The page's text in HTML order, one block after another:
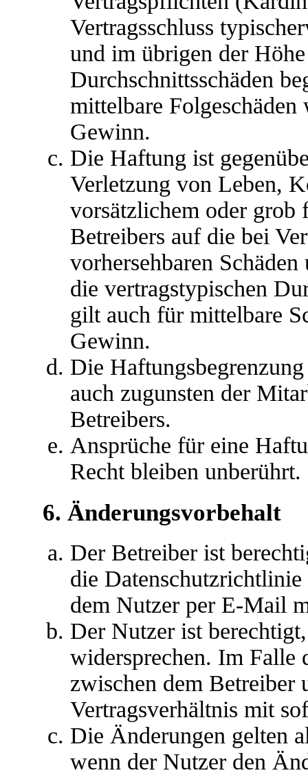
Vertragsschluss
und im übrigen der
Durchschnittsschäden
mittelbare Folgeschäden
Gewinn.
Die Haftung ist
Verletzung von Leben,
vorsätzlichem oder grob
Betreibers auf die bei
vorhersehbaren
die vertragstypischen
gilt auch für mittelbare
Gewinn.
Die
auch zugunsten der
Betreibers.
Ansprüche für eine
Recht bleiben unberührt.
6. Änderungsvorbehalt
Der Betreiber ist
die
dem Nutzer per E-Mail
Der Nutzer ist
widersprechen. Im Falle
zwischen dem Betreiber
Vertragsverhältnis mit
Die Änderungen gelten
wenn der Nutzer den